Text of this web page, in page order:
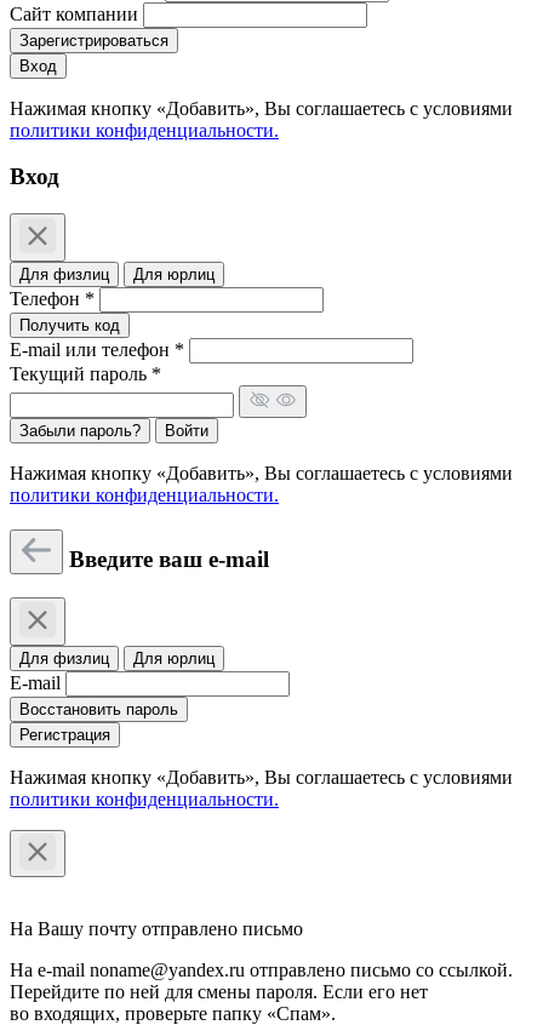
Сайт компании
Зарегистрироваться
Вход
Нажимая кнопку «Добавить», Вы соглашаетесь c условиями
политики конфиденциальности.
Вход
Для физлиц Для юрлиц
Телефон *
Получить код
E-mail или телефон *
Текущий пароль *
Забыли пароль? Войти
Нажимая кнопку «Добавить», Вы соглашаетесь c условиями
политики конфиденциальности.
Введите ваш e-mail
Для физлиц Для юрлиц
E-mail
Восстановить пароль
Регистрация
Нажимая кнопку «Добавить», Вы соглашаетесь c условиями
политики конфиденциальности.
На Вашу почту отправлено письмо
На e-mail noname@yandex.ru отправлено письмо со ссылкой.
Перейдите по ней для смены пароля. Если его нет
во входящих, проверьте папку «Спам».